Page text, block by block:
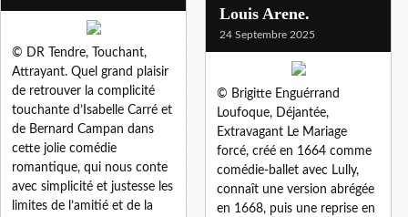
© DR Tendre, Touchant,
Attrayant. Quel grand plaisir
de retrouver la complicité
touchante d’Isabelle Carré et
de Bernard Campan dans
cette jolie comédie
romantique, qui nous conte
avec simplicité et justesse les
limites de l’amitié et de la
Louis Arene.
24 Septembre 2025
© Brigitte Enguérrand
Loufoque, Déjantée,
Extravagant Le Mariage
forcé, créé en 1664 comme
comédie-ballet avec Lully,
connaît une version abrégée
en 1668, puis une reprise en